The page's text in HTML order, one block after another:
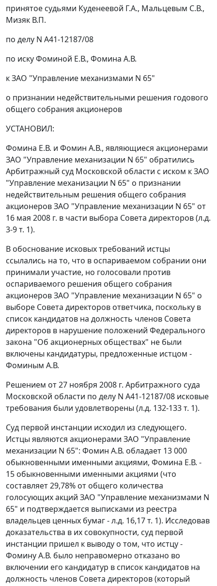
принятое судьями Куденеевой Г.А., Мальцевым С.В.,
Мизяк В.П.
по делу N А41-12187/08
по иску Фоминой Е.В., Фомина А.В.
к ЗАО "Управление механизмами N 65"
о признании недействительными решения годового
общего собрания акционеров
УСТАНОВИЛ:
Фомина Е.В. и Фомин А.В., являющиеся акционерами
ЗАО "Управление механизации N 65" обратились
Арбитражный суд Московской области с иском к ЗАО
"Управление механизации N 65" о признании
недействительным решения общего собрания
акционеров ЗАО "Управление механизации N 65" от
16 мая 2008 г. в части выбора Совета директоров (л.д.
3-9 т. 1).
В обоснование исковых требований истцы
ссылались на то, что в оспариваемом собрании они
принимали участие, но голосовали против
оспариваемого решения общего собрания
акционеров ЗАО "Управление механизации N 65" о
выборе Совета директоров ответчика, поскольку в
список кандидатов на должность членов Совета
директоров в нарушение положений Федерального
закона "Об акционерных обществах" не были
включены кандидатуры, предложенные истцом -
Фоминым А.В.
Решением от 27 ноября 2008 г. Арбитражного суда
Московской области по делу N А41-12187/08 исковые
требования были удовлетворены (л.д. 132-133 т. 1).
Суд первой инстанции исходил из следующего.
Истцы являются акционерами ЗАО "Управление
механизации N 65": Фомин А.В. обладает 13 000
обыкновенными именными акциями, Фомина Е.В. -
15 обыкновенными именными акциями (что
составляет 29,78% от общего количества
голосующих акций ЗАО "Управление механизмами N
65" и подтверждается выписками из реестра
владельцев ценных бумаг - л.д. 16,17 т. 1). Исследовав
доказательства в их совокупности, суд первой
инстанции пришел к выводу о том, что истцу -
Фомину А.В. было неправомерно отказано во
включении его кандидатур в список кандидатов на
должность членов Совета директоров (который